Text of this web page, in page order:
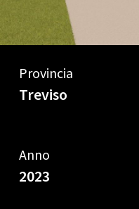
Provincia
Treviso
Anno
2023